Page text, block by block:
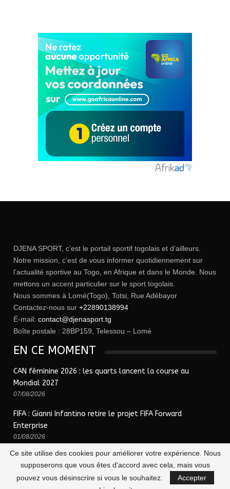
DJENA SPORT, c’est le portail sportif togolais et d’ailleurs.
Notre mission, c’est de vous informer quotidiennement sur
l’actualité sportive au Togo, en Afrique et dans le Monde. Nous
mettons un accent particulier sur le sport togolais.
Nous sommes à Lomé(Togo), Totsi, Rue Adébayor
Contactez-nous sur +22890138994
É-mail: contact@djenasport.tg
Boîte postale : 28BP159, Telessou – Lomé
EN CE MOMENT
CAN féminine 2026 : les quarts lancent la course au
Mondial 2027
07/08/2026
FIFA : Gianni Infantino retire le projet FIFA Forward
Enterprise
01/08/2026
© 2026 - Djena Sport | le sport togolais en un clic !. Tous Droits Réservés.
Ce site utilise des cookies pour améliorer votre expérience. Nous
supposerons que vous êtes d'accord avec cela, mais vous
pouvez vous désinscrire si vous le souhaitez.
Accepter